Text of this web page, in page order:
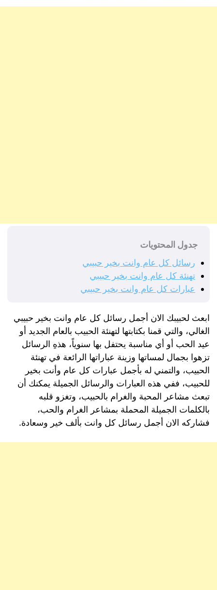
جدول المحتويات
رسائل كل عام وانت بخير حبيبي
تهنئة كل عام وانت بخير حبيبي
عبارات كل عام وانت بخير حبيبي
ابعث لحبيبك الان أجمل رسائل كل عام وانت بخير حبيبي
الغالي، والتي قمنا بكتابتها لتهنئة الحبيب بالعام الجديد أو
عيد الحب أو أي مناسبة يحتفل بها سنوياً، هذهِ الرسائل
تزهوا بجمال لمساتها وزينة عباراتها الرائعة في تهنئة
الحبيب، والتمني له بأجمل عبارات كل عام وأنت بخير
للحبيب، ففي هذه العبارات والرسائل الجميلة يمكنك أن
تبعث مشاعر المحبة والغرام بالحبيب، وتغزو قلبه
بالكلمات الجميلة المحملة بمشاعر الغرام والحب،
فشاركه الان أجمل رسائل كل وانت بألف خير وسعادة.